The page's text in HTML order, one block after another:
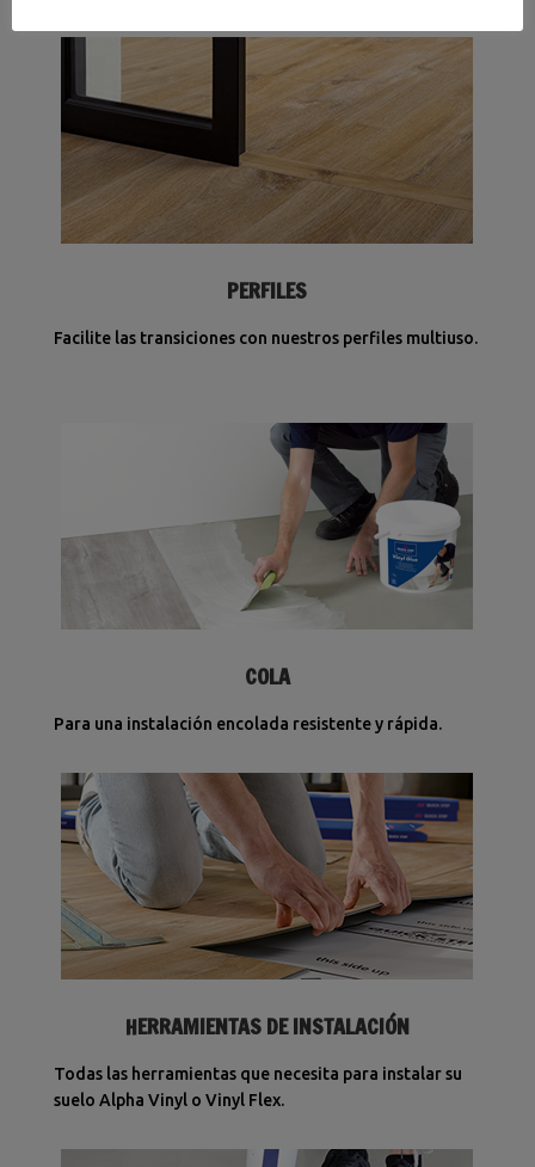
PERFILES
Facilite las transiciones con nuestros perfiles multiuso.
COLA
Para una instalación encolada resistente y rápida.
HERRAMIENTAS DE INSTALACIÓN
Todas las herramientas que necesita para instalar su
suelo Alpha Vinyl o Vinyl Flex.